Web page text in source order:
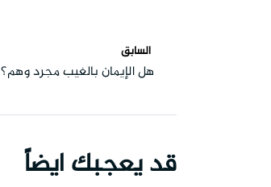
السابق
هل الإيمان بالغيب مجرد وهم؟
قد يعجبك ايضاً